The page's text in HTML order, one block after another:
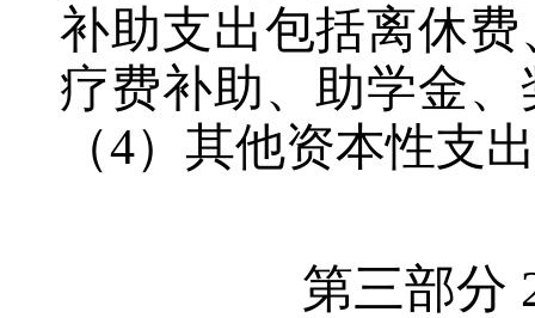
补助支出包括离休
疗费补助、助学金
（4）其他资本性支
第三部分